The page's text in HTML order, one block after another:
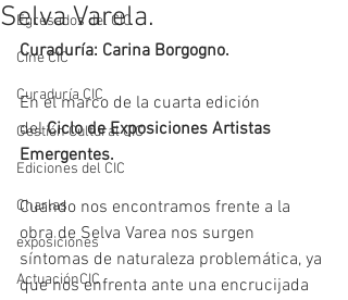
Egresados del CIC
Cine CIC
Curaduría CIC
Gestión Cultural CIC
Ediciones del CIC
Charlas
exposiciones
ActuaciónCIC
Selva Varela.
Curaduría: Carina Borgogno.
En el marco de la cuarta edición
del Ciclo de Exposiciones Artistas
Emergentes.
Cuando nos encontramos frente a la
obra de Selva Varea nos surgen
síntomas de naturaleza problemática, ya
que nos enfrenta ante una encrucijada